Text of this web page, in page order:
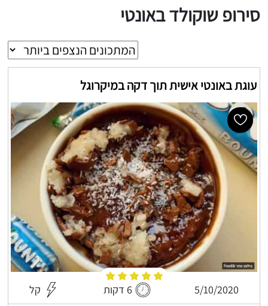
סירופ שוקולד באונטי
עוגת באונטי אישית תוך דקה במיקרוגל
5/10/2020 6 דקות קל